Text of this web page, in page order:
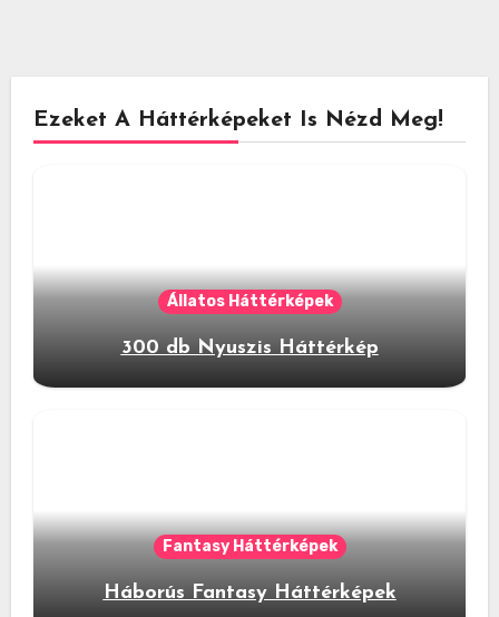
Ezeket A Háttérképeket Is Nézd Meg!
Állatos Háttérképek
300 db Nyuszis Háttérkép
Fantasy Háttérképek
Háborús Fantasy Háttérképek